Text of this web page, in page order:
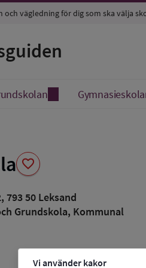
Vi använder kakor
och vägledning för dig som ska välja
favorite
, 79350 Leksand
Grundskola, Kommunal